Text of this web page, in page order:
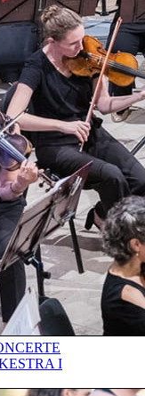
I